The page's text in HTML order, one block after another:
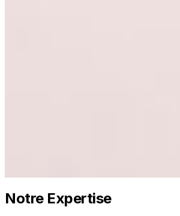
Notre Expertise